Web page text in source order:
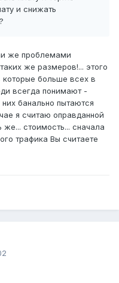
и снижать
же проблемами
же размеров!... этого
которые больше всех в
всегда понимают -
них банально пытаются
я считаю оправданной
же... стоимость... сначала
трафика Вы считаете